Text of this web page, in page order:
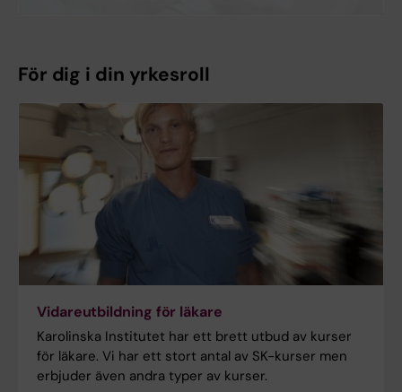
För dig i din yrkesroll
Vidareutbildning för läkare
Karolinska Institutet har ett brett utbud av kurser
för läkare. Vi har ett stort antal av SK-kurser men
erbjuder även andra typer av kurser.